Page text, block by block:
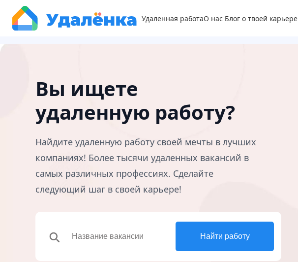
Удаленная работаО нас Блог о твоей карьере
Вы ищете
удаленную работу?
Найдите удаленную работу своей мечты в лучших
компаниях! Более тысячи удаленных вакансий в
самых различных профессиях. Сделайте
следующий шаг в своей карьере!
search Найти работу